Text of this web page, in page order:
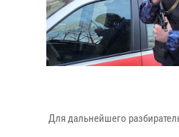
Для дальнейшего